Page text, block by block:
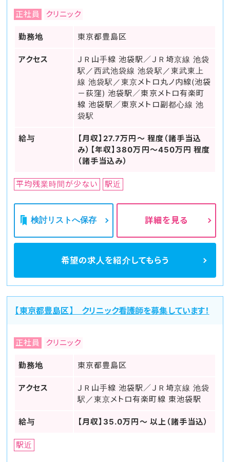
正社員 クリニック
勤務地 東京都豊島区
アクセス
ＪＲ山手線 池袋駅／ＪＲ埼京線 池袋
駅／西武池袋線 池袋駅／東武東上
線 池袋駅／東京メトロ丸ノ内線(池袋
－荻窪) 池袋駅／東京メトロ有楽町
線 池袋駅／東京メトロ副都心線 池
袋駅
給与
【月収】27.7万円～ 程度（諸手当込
み）【年収】380万円～450万円 程度
（諸手当込み）
平均残業時間が少ない 駅近
検討リストへ保存 詳細を見る
希望の求人を紹介してもらう
【東京都豊島区】 クリニック看護師を募集しています！
正社員 クリニック
勤務地 東京都豊島区
アクセス
ＪＲ山手線 池袋駅／ＪＲ埼京線 池袋
駅／東京メトロ有楽町線 東池袋駅
給与 【月収】35.0万円～ 以上（諸手当込）
駅近